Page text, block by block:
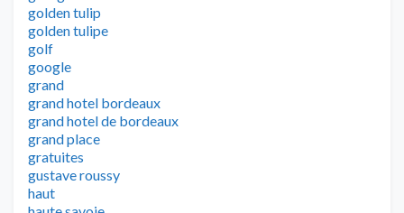
golden tulip
golden tulipe
golf
google
grand
grand hotel bordeaux
grand hotel de bordeaux
grand place
gratuites
gustave roussy
haut